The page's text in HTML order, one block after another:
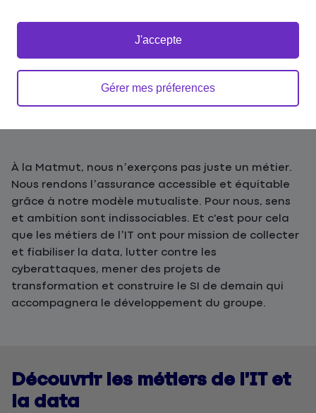
Emplois et carrières Découvrir nos métiers
Métiers de l'IT et la data
À la Matmut, nous n’exerçons pas juste un métier.
Nous rendons l’assurance accessible et équitable
grâce à notre modèle mutualiste. Pour nous, sens
et ambition sont indissociables. Et c'est pour cela
que les métiers de l’IT ont pour mission de collecter
et fiabiliser la data, lutter contre les
cyberattaques, mener des projets de
transformation et construire le SI de demain qui
accompagnera le développement du groupe.
Découvrir les métiers de l’IT et
la data
Gérer mes préferences
J'accepte